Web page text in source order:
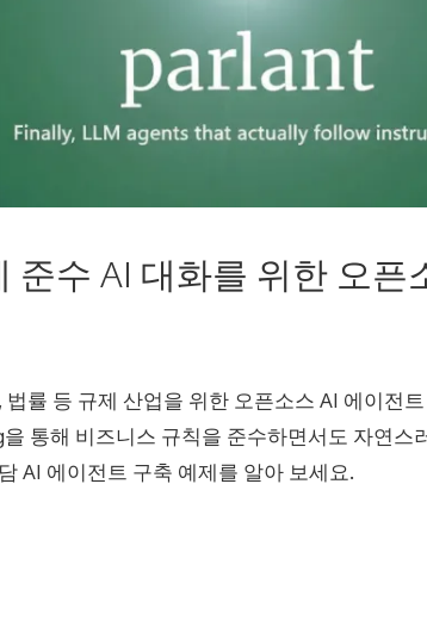
준수 AI 대화를 위한 오
률 등 규제 산업을 위한 오픈소스 AI 에이전
통해 비즈니스 규칙을 준수하면서도 자연스
AI 에이전트 구축 예제를 알아 보세요.